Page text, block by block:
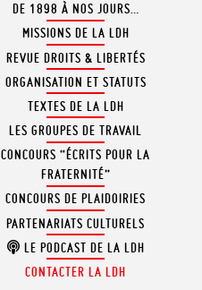
DE 1898 À NOS JOURS…
MISSIONS DE LA LDH
REVUE DROITS & LIBERTÉS
ORGANISATION ET STATUTS
TEXTES DE LA LDH
LES GROUPES DE TRAVAIL
CONCOURS “ÉCRITS POUR LA
FRATERNITÉ”
CONCOURS DE PLAIDOIRIES
PARTENARIATS CULTURELS
LE PODCAST DE LA LDH
CONTACTER LA LDH